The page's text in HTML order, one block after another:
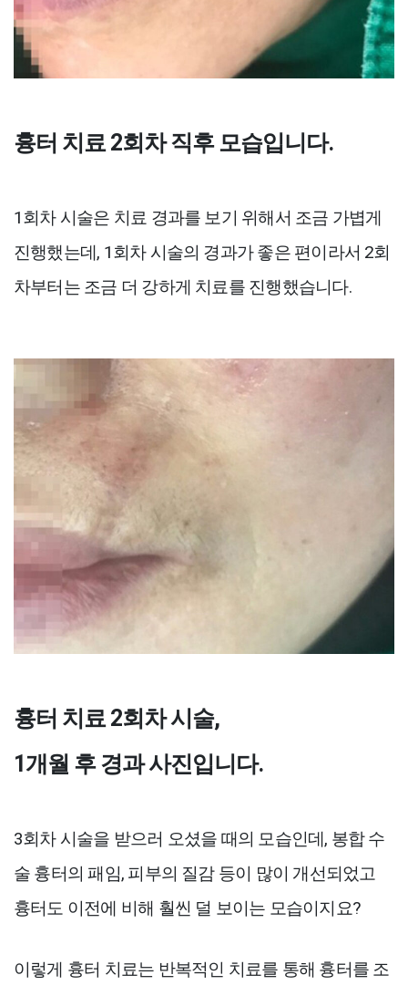
흉터 치료 2회차 직후 모습입니다.
1회차 시술은 치료 경과를 보기 위해서 조금 가볍게
진행했는데, 1회차 시술의 경과가 좋은 편이라서 2회
차부터는 조금 더 강하게 치료를 진행했습니다.
흉터 치료 2회차 시술,
1개월 후 경과 사진입니다.
3회차 시술을 받으러 오셨을 때의 모습인데, 봉합 수
술 흉터의 패임, 피부의 질감 등이 많이 개선되었고
흉터도 이전에 비해 훨씬 덜 보이는 모습이지요?
이렇게 흉터 치료는 반복적인 치료를 통해 흉터를 조